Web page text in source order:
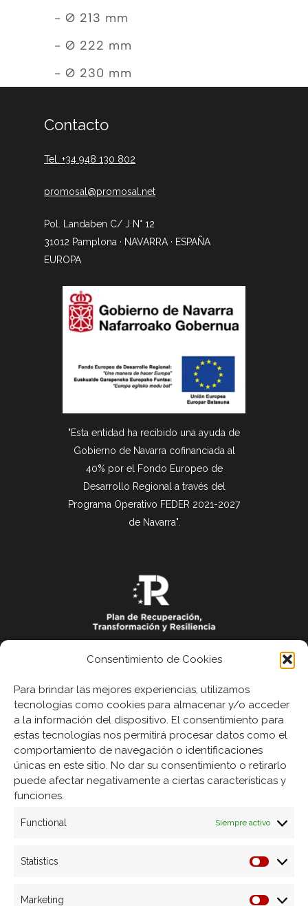
Consentimiento de Cookies
Para brindar las mejores experiencias, utilizamos
tecnologías como cookies para almacenar y/o acceder
a la información del dispositivo. El consentimiento para
estas tecnologías nos permitirá procesar datos como el
comportamiento de navegación o identificaciones
únicas en este sitio. No dar su consentimiento o retirarlo
puede afectar negativamente a ciertas características y
funciones.
Functional Siempre activo
Statistics
Marketing
- Ø 213 mm
- Ø 222 mm
- Ø 230 mm
Contacto
Tel. +34 948 130 802
promosal@promosal.net
Pol. Landaben C/ J N° 12
31012 Pamplona · NAVARRA · ESPAÑA
EUROPA
"Esta entidad ha recibido una ayuda de
Gobierno de Navarra cofinanciada al
40% por el Fondo Europeo de
Desarrollo Regional a través del
Programa Operativo FEDER 2021-2027
de Navarra".
Financiado por la Unión
Servicios
Grabado láser
Política de Cookies